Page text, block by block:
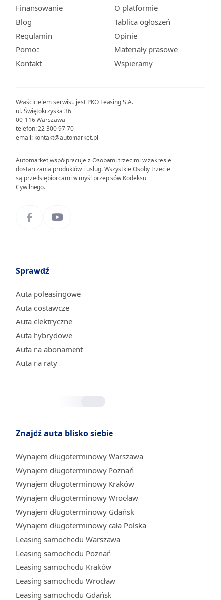
Właścicielem serwisu jest PKO Leasing S.A.
ul. Świętokrzyska 36
00-116 Warszawa
telefon: 22 300 97 70
email: kontakt@automarket.pl
Automarket współpracuje z Osobami trzecimi w zakresie
dostarczania produktów i usług. Wszystkie Osoby trzecie
są przedsiębiorcami w myśl przepisów Kodeksu
Cywilnego.
Finansowanie
Blog
Regulamin
Pomoc
Kontakt
O platformie
Tablica ogłoszeń
Opinie
Materiały prasowe
Wspieramy
Sprawdź
Auta poleasingowe
Auta dostawcze
Auta elektryczne
Auta hybrydowe
Auta na abonament
Auta na raty
Znajdź auta blisko siebie
Wynajem długoterminowy Warszawa
Wynajem długoterminowy Poznań
Wynajem długoterminowy Kraków
Wynajem długoterminowy Wrocław
Wynajem długoterminowy Gdańsk
Wynajem długoterminowy cała Polska
Leasing samochodu Warszawa
Leasing samochodu Poznań
Leasing samochodu Kraków
Leasing samochodu Wrocław
Leasing samochodu Gdańsk